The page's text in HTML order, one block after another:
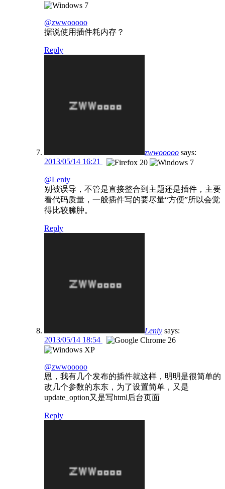
@zwwooooo
据说使用插件耗内存？
Reply
zwwooooo says:
2013/05/14 16:21
@Leniy
别被误导，不管是直接整合到主题还是插件，主要
看代码质量，一般插件写的要尽量“方便”所以会觉
得比较臃肿。
Reply
Leniy says:
2013/05/14 18:54
@zwwooooo
恩，我有几个发布的插件就这样，明明是很简单的
改几个参数的东东，为了设置简单，又是
update_option又是写html后台页面
Reply